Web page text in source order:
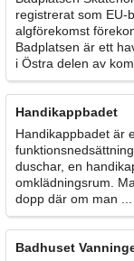
registrerat som EU-
algförekomst
Badplatsen är ett
i Östra delen av
Handikappbadet
Handikappbadet är
duschar, en
omklädningsrum.
dopp där om man ...
Badhuset